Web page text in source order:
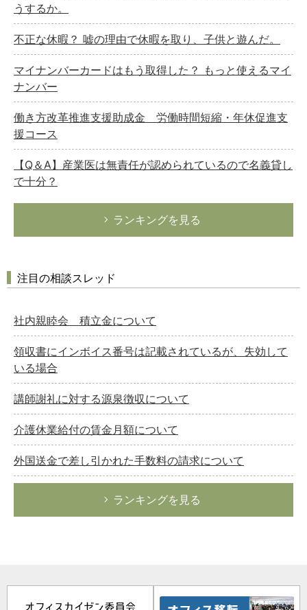
うするか。
不正な休暇？ 嘘の理由で休暇を取り、子供と遊んだ。
マイナンバーカードはもう取得した？ もっと使えるマイ
ナンバー
働き方改革推進支援助成金 労働時間短縮・年休促進支
援コース
【Q＆A】産業医は無責任が認められているので名義貸し
で十分？
ランキングを見る
注目の相談スレッド
社内親睦会 積立金について
領収書にインボイス番号は記載されているが、失効して
いる場合
講師謝礼に対する源泉徴収について
介護休業給付の賃金月額について
外国送金で差し引かれた手数料の請求について
ランキングを見る